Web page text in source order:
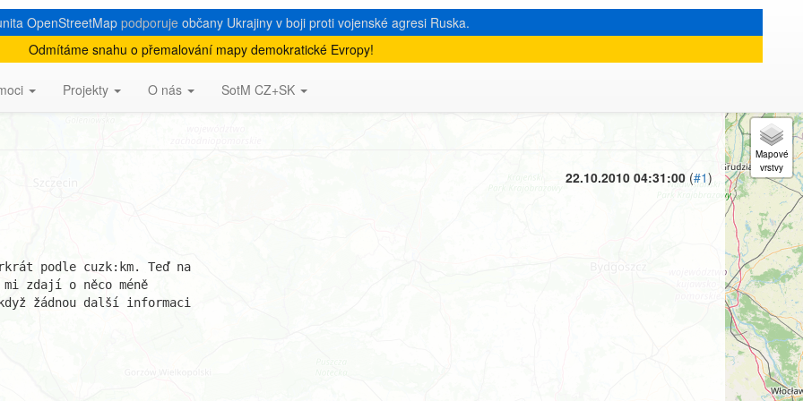
OpenStreetMap podporuje občany Ukrajiny v boji proti vojenské agresi Ruska.
Odmítáme snahu o přemalování mapy demokratické Evropy!
Projekty O nás SotM CZ+SK
22.10.2010 04:31:00 (#1)
podle cuzk:km. Teď na
zdají o něco méně
žádnou další informaci